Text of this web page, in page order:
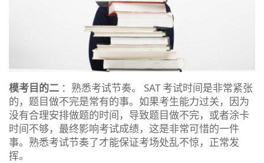
模考目的二 ：熟悉考试节奏。 SAT 考试时间是非常紧张
的，题目做不完是常有的事。如果考生能力过关，因为
没有合理安排做题的时间，导致题目做不完，或者涂卡
时间不够，最终影响考试成绩，这是非常可惜的一件
事。熟悉考试节奏了才能保证考场处乱不惊，正常发
挥。